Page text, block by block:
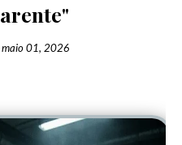
01, 2026